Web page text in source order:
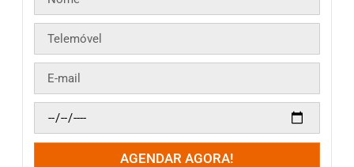
AGENDAR AGORA!